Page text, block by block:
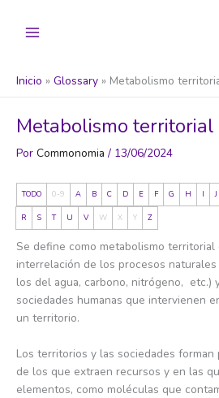
Inicio Glossary Metabolismo
Metabolismo
Por Commonomia / 13/06/2024
TODO 0-9 A B C D E F G H I J
R S T U V W X Y Z
Se define como metabolismo
interrelación de los procesos
los del agua, carbono, nitrógeno, etc.)
sociedades humanas que intervienen
un territorio.
Los territorios y las sociedades
de los que extraen recursos y en las
elementos, como moléculas que